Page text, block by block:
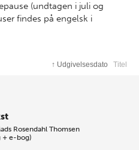
(undtagen i juli og
findes på engelsk i
.
↑ Udgivelsesdato Titel
Rosendahl Thomsen
+ e-bog)